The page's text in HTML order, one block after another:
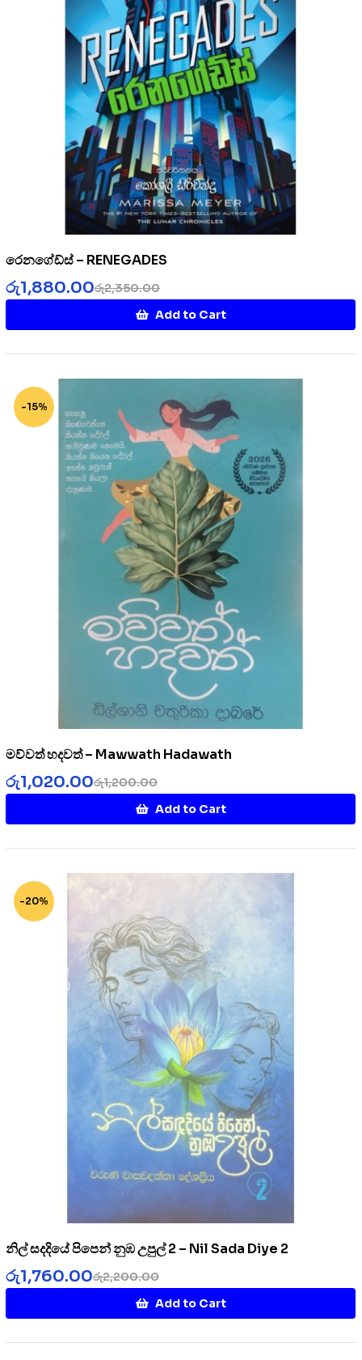
රෙනගේඩ්ස් – RENEGADES
රු2,350.00
රු1,880.00
Add to Cart
-15%
මව්වත් හදවත් – Mawwath Hadawath
රු1,200.00
රු1,020.00
Add to Cart
-20%
නිල් සදදියේ පිපෙන් නුඹ උපුල් 2 – Nil Sada Diye 2
රු2,200.00
රු1,760.00
Add to Cart